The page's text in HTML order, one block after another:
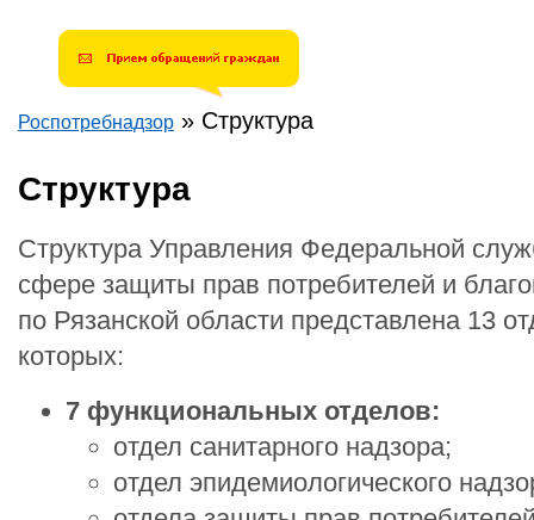
Роспотребнадзор » Структура
Структура
Структура Управления Федеральной
сфере защиты прав потребителей и
по Рязанской области представлена 13
которых:
7 функциональных отделов:
отдел санитарного надзора;
отдел эпидемиологического